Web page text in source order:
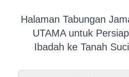
Halaman Tabungan
UTAMA untuk
Ibadah ke Tanah